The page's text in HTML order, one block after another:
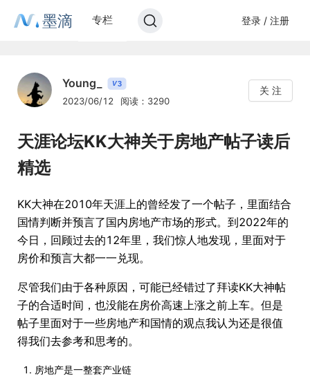
墨滴 专栏 登录 / 注册
Young_ V3
2023/06/12 阅读：3290
关 注
天涯论坛KK大神关于房地产帖子读后
精选
KK大神在2010年天涯上的曾经发了一个帖子，里面结合
国情判断并预言了国内房地产市场的形式。到2022年的
今日，回顾过去的12年里，我们惊人地发现，里面对于
房价和预言大都一一兑现。
尽管我们由于各种原因，可能已经错过了拜读KK大神帖
子的合适时间，也没能在房价高速上涨之前上车。但是
帖子里面对于一些房地产和国情的观点我认为还是很值
得我们去参考和思考的。
房地产是一整套产业链